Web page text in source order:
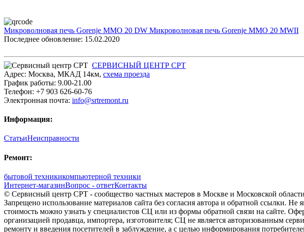
Микроволновая печь Gorenje MMO 20 DW Микроволновая печь Gorenje MMO 20 MWII
Последнее обновление: 15.02.2020
СЕРВИСНЫЙ ЦЕНТР СРТ
Адрес: Москва, МКАД 14км, cхема проезда
График работы: 9.00-21.00
Телефон: +7 903 626-60-76
Электронная почта: info@srtremont.ru
Информация:
СтатьиНеисправности
Ремонт:
бытовой техникикомпьютерной техники
Интернет-магазинВопрос - ответКонтакты
© Сервисный центр СРТ - сообщество частных мастеров в Москве и Московской
Запрещено использование материалов сайта без согласия автора и обратной ссылки.
стоимость можно узнать у специалистов СЦ или из формы обратной связи на сайте.
организацией продавца, импортера, изготовителя; СЦ не является авторизованным
ремонту и введения посетителей в заблуждение, а с целью информирования